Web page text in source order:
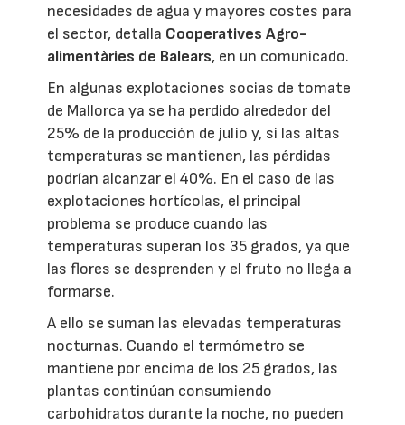
necesidades de agua y mayores costes para
el sector, detalla Cooperatives Agro-
alimentàries de Balears, en un comunicado.
En algunas explotaciones socias de tomate
de Mallorca ya se ha perdido alrededor del
25% de la producción de julio y, si las altas
temperaturas se mantienen, las pérdidas
podrían alcanzar el 40%. En el caso de las
explotaciones hortícolas, el principal
problema se produce cuando las
temperaturas superan los 35 grados, ya que
las flores se desprenden y el fruto no llega a
formarse.
A ello se suman las elevadas temperaturas
nocturnas. Cuando el termómetro se
mantiene por encima de los 25 grados, las
plantas continúan consumiendo
carbohidratos durante la noche, no pueden